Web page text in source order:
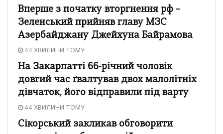
Вперше з початку вторгнення рф –
Зеленський прийняв главу МЗС
Азербайджану Джейхуна Байрамова
44 ХВИЛИНИ ТОМУ
На Закарпатті 66-річний чоловік
довгий час ґвалтував двох малолітніх
дівчаток, його відправили під варту
44 ХВИЛИНИ ТОМУ
Сікорський закликав обговорити